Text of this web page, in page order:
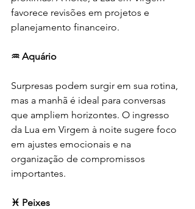
favorece revisões em projetos e
planejamento financeiro.
♒ Aquário
Surpresas podem surgir em sua rotina,
mas a manhã é ideal para conversas
que ampliem horizontes. O ingresso
da Lua em Virgem à noite sugere foco
em ajustes emocionais e na
organização de compromissos
importantes.
♓ Peixes